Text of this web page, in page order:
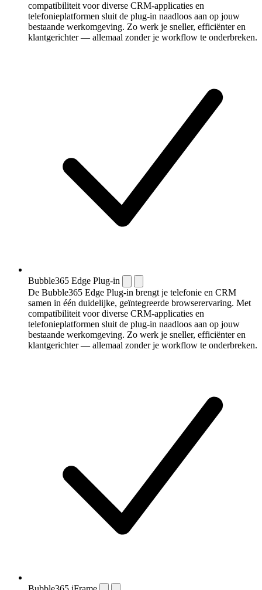
compatibiliteit voor diverse CRM-applicaties en
telefonieplatformen sluit de plug-in naadloos aan op jouw
bestaande werkomgeving. Zo werk je sneller, efficiënter en
klantgerichter — allemaal zonder je workflow te onderbreken.
Bubble365 Edge Plug-in
De Bubble365 Edge Plug-in brengt je telefonie en CRM
samen in één duidelijke, geïntegreerde browserervaring. Met
compatibiliteit voor diverse CRM-applicaties en
telefonieplatformen sluit de plug-in naadloos aan op jouw
bestaande werkomgeving. Zo werk je sneller, efficiënter en
klantgerichter — allemaal zonder je workflow te onderbreken.